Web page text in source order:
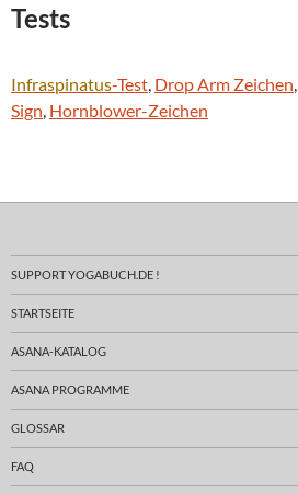
Tests
Infraspinatus-Test, Drop Arm Zeichen,
Sign, Hornblower-Zeichen
SUPPORT YOGABUCH.DE !
STARTSEITE
ASANA-KATALOG
ASANA PROGRAMME
GLOSSAR
FAQ